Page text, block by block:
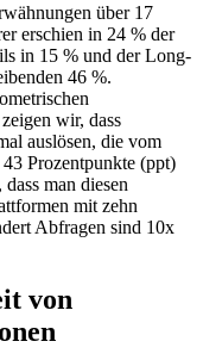
über 17
erschien in 24 % der
in 15 % und der Long-
46 %.
wir, dass
auslösen, die vom
Prozentpunkte (ppt)
man diesen
mit zehn
Abfragen sind 10x
von